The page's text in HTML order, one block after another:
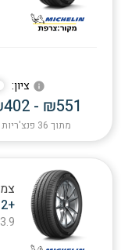
:ציון info
- ₪551
מתוך 36 פנצ'ריות
3.9